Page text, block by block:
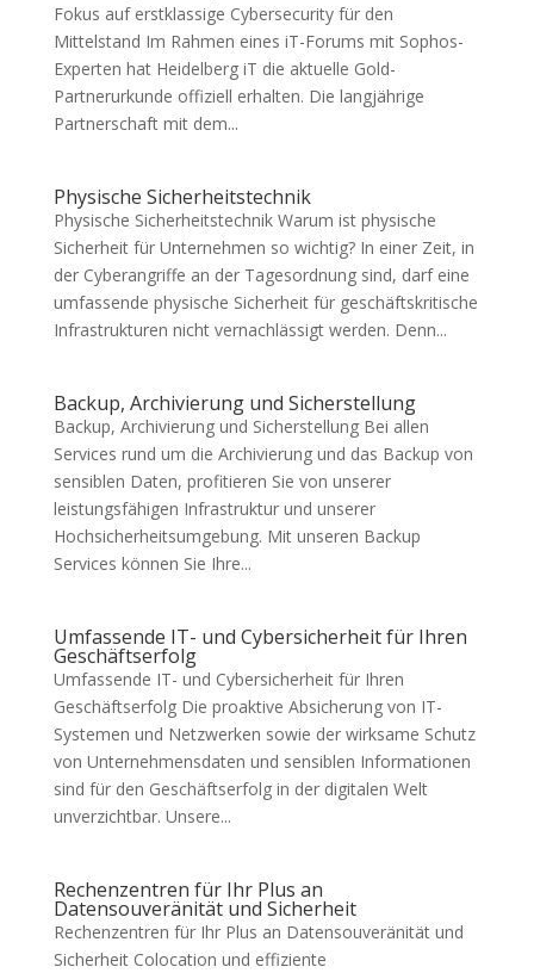
Fokus auf erstklassige Cybersecurity für den
Mittelstand Im Rahmen eines iT-Forums mit Sophos-
Experten hat Heidelberg iT die aktuelle Gold-
Partnerurkunde offiziell erhalten. Die langjährige
Partnerschaft mit dem...
Physische Sicherheitstechnik
Physische Sicherheitstechnik Warum ist physische
Sicherheit für Unternehmen so wichtig? In einer Zeit, in
der Cyberangriffe an der Tagesordnung sind, darf eine
umfassende physische Sicherheit für geschäftskritische
Infrastrukturen nicht vernachlässigt werden. Denn...
Backup, Archivierung und Sicherstellung
Backup, Archivierung und Sicherstellung Bei allen
Services rund um die Archivierung und das Backup von
sensiblen Daten, profitieren Sie von unserer
leistungsfähigen Infrastruktur und unserer
Hochsicherheitsumgebung. Mit unseren Backup
Services können Sie Ihre...
Umfassende IT- und Cybersicherheit für Ihren
Geschäftserfolg
Umfassende IT- und Cybersicherheit für Ihren
Geschäftserfolg Die proaktive Absicherung von IT-
Systemen und Netzwerken sowie der wirksame Schutz
von Unternehmensdaten und sensiblen Informationen
sind für den Geschäftserfolg in der digitalen Welt
unverzichtbar. Unsere...
Rechenzentren für Ihr Plus an
Datensouveränität und Sicherheit
Rechenzentren für Ihr Plus an Datensouveränität und
Sicherheit Colocation und effiziente